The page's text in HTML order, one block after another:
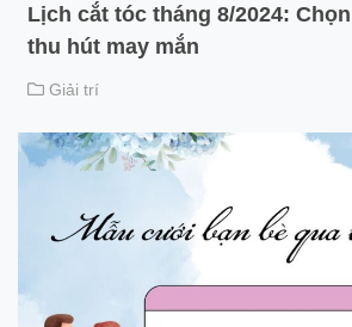
Lịch cắt tóc tháng 8/2024:
thu hút may mắn
Giải trí